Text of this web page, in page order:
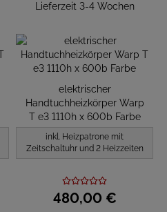
Lieferzeit 3-4 Wochen
elektrischer
Handtuchheizkörper Warp
T e3 1110h x 600b Farbe
inkl. Heizpatrone mit
Zeitschaltuhr und 2 Heizzeiten
480,00 €